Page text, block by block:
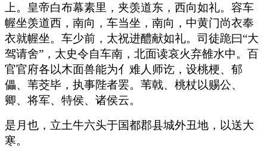
上。皇帝白布幕素里，夹羡道东，西向如礼。容车
幄坐羡道西，南向，车当坐，南向，中黄门尚衣奉
衣就幄坐。车少前，太祝进醴献如礼。司徒跪曰“大
驾请舍”，太史令自车南，北面读哀火弃雒水中。百
官官府各以木面兽能为亻难人师讫，设桃梗、郁
儡、苇茭毕，执事陛者罢。苇戟、桃杖以赐公、
卿、将军、特侯、诸侯云。
是月也，立土牛六头于国都郡县城外丑地，以送大
寒。